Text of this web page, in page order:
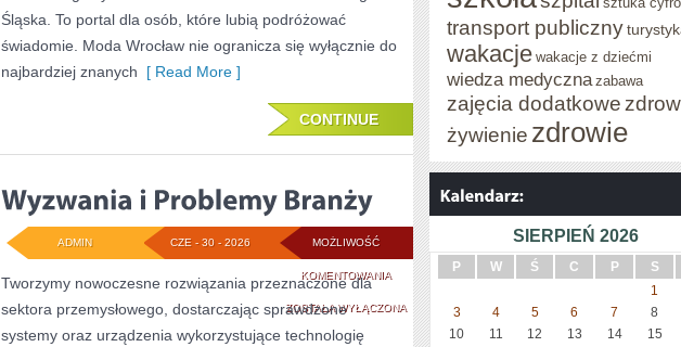
Śląska. To portal dla osób, które lubią podróżować
świadomie. Moda Wrocław nie ogranicza się wyłącznie do
najbardziej znanych [ Read More ]
CONTINUE
MOŻLIWOŚĆ
KOMENTOWANIAWYZWANIA
I
PROBLEMY
ZOSTAŁA WYŁĄCZONA
CZE - 30 - 2026
ADMIN
Tworzymy nowoczesne rozwiązania przeznaczone dla
sektora przemysłowego, dostarczając sprawdzone
systemy oraz urządzenia wykorzystujące technologię
transport publiczny
wakacje wakacje z dziećmi
wiedza medyczna zabawa
zajęcia dodatkowe
żywienie zdrowie
SIERPIEŃ 2026
P W Ś C P S
1
3
4 5 6 7 8
10
11 12 13 14 15